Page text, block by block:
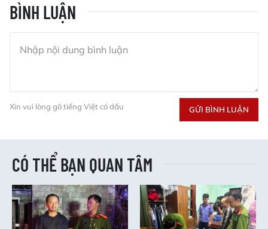
BÌNH LUẬN
Xin vui lòng gõ tiếng Việt có dấu GỬI BÌNH LUẬN
CÓ THỂ BẠN QUAN TÂM